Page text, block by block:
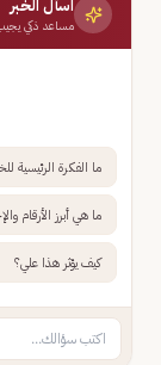
اسأل الخبر
مساعد ذكي
ما الفكرة الرئيسية
ما هي أبرز الأرقام
كيف يؤثر هذا علي؟